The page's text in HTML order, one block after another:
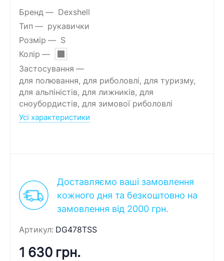
Бренд
Dexshell
Тип
рукавички
Розмір
S
Колір
Застосування
для полювання, для риболовлі, для туризму,
для альпіністів, для лижників, для
сноубордистів, для зимової риболовлі
Усі характеристики
Доставляємо ваші замовлення
кожного дня та безкоштовно на
замовлення від 2000 грн.
Артикул: DG478TSS
1 630 грн.